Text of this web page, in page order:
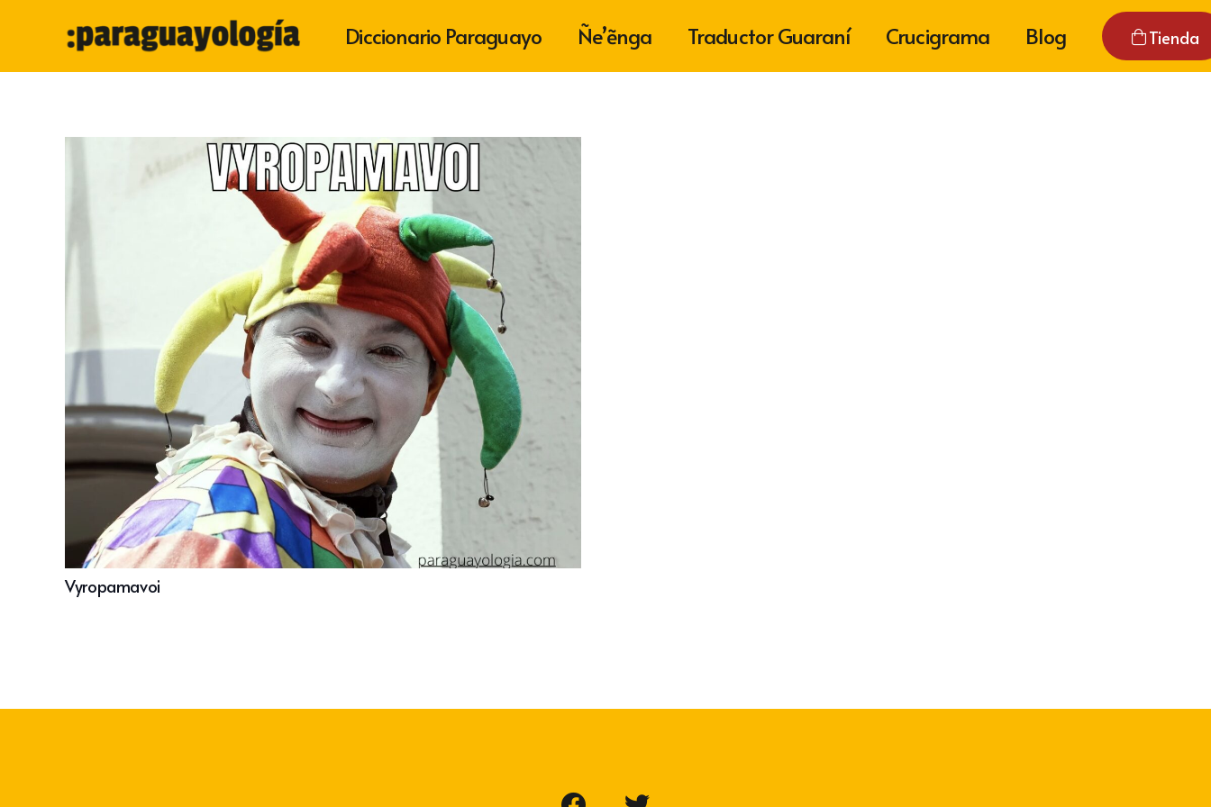
Diccionario Paraguayo Ñe’ẽnga Traductor Guaraní Crucigrama Blog Tienda
Vyropamavoi